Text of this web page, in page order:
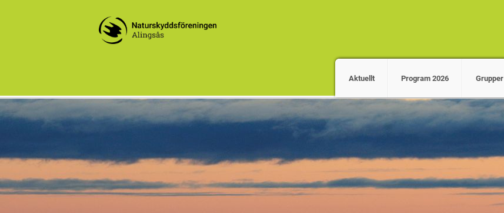
Aktuellt Program 2026 Grupper